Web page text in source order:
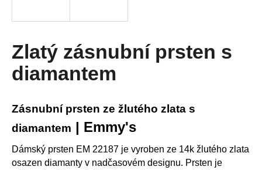
Zlatý zásnubní prsten s
diamantem
Zásnubní prsten ze žlutého zlata s
diamantem | Emmy's
Dámský prsten EM 22187 je vyroben ze 14k žlutého zlata
osazen diamanty v nadčasovém designu. Prsten je
A
í
t
?
HLEDAT